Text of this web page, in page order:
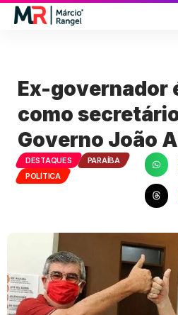
Ex-governador
como
Governo João
DESTAQUES
PARAÍBA
POLÍTICA